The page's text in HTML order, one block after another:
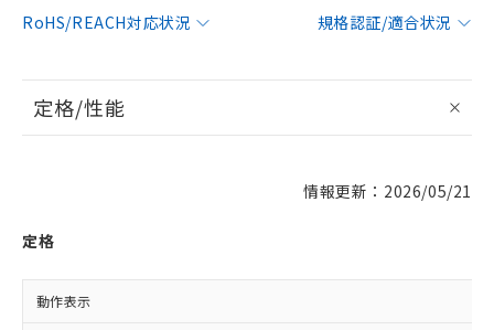
RoHS/REACH対応状況
規格認証/適合状況
定格/性能
情報更新：2026/05/21
定格
動作表示